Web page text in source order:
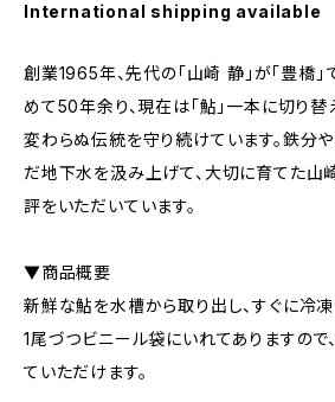
International shipping available
創業1965年、先代の「山崎 静」が「豊橋
めて50年余り、現在は「鮎」一本に切り
変わらぬ伝統を守り続けています。鉄分
だ地下水を汲み上げて、大切に育てた山
評をいただいています。
▼商品概要
新鮮な鮎を水槽から取り出し、すぐに冷凍
1尾づつビニール袋にいれてありますので
ていただけます。